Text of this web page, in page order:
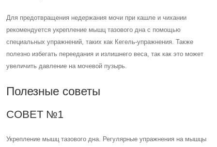
Для предотвращения недержания мочи при кашле и чихании
рекомендуется укрепление мышц тазового дна с помощью
специальных упражнений, таких как Кегель-упражнения. Также
полезно избегать переедания и излишнего веса, так как это может
увеличить давление на мочевой пузырь.
Полезные советы
СОВЕТ №1
Укрепление мышц тазового дна. Регулярные упражнения на мышцы